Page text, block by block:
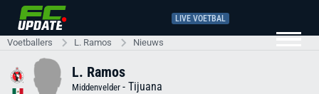
LIVE VOETBAL
Voetballers L. Ramos Nieuws
L. Ramos
Middenvelder - Tijuana